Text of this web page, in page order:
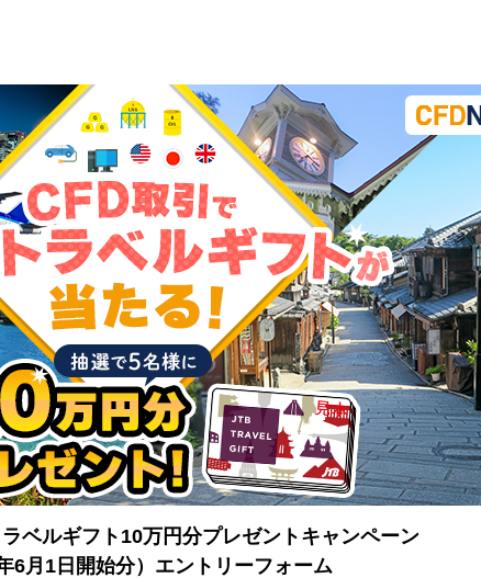
ベルギフト10万円分プレゼントキャンペーン
6月1日開始分）エントリーフォーム